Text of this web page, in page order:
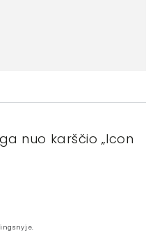
nuo karščio „Icon